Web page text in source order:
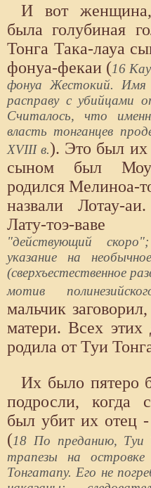
И вот
была голубиная
Тонга Така-лауа
фонуа-фекаи (16
фонуа Жестокий. Имя
расправу с убийцами
Считалось, что
власть тонганцев
XVIII в.). Это был их
сыном был
родился Мелиноа-
назвали Лотау-
Лату-тоэ-ваве
"действующий
указание на
(сверхъестественное
мотив
мальчик
матери. Всех этих
родила от Туи
Их было пятеро
подросли, когда
был убит их отец
(18 По преданию, Туи
трапезы на
Тонгатапу. Его не